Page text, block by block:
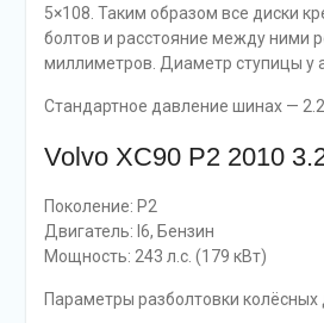
5×108. Таким образом все диски
болтов и расстояние между ними
миллиметров. Диаметр ступицы у
Стандартное давление шинах —
Volvo XC90 P2 2010
Поколение: P2
Двигатель: I6, Бензин
Мощность: 243 л.с. (179 кВт)
Параметры разболтовки колёсных